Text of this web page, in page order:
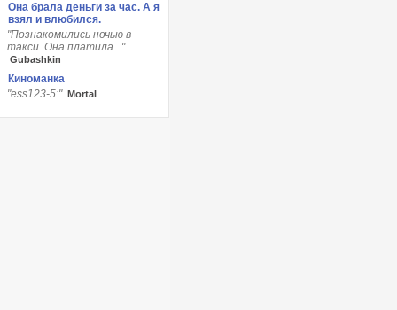
Она брала деньги за час. А я
взял и влюбился.
"Познакомились ночью в
такси. Она платила..."
Gubashkin
Киноманка
"ess123-5:" Мortаl